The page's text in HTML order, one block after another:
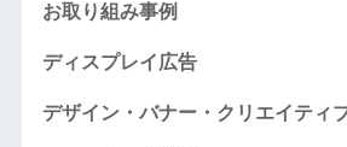
お取り組み事例
ディスプレイ広告
デザイン・バナー・クリエイティ